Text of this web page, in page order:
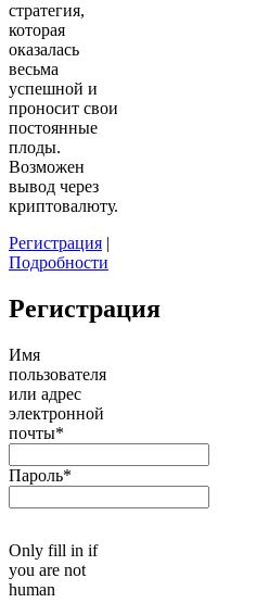
стратегия,
которая
оказалась
весьма
успешной и
проносит свои
постоянные
плоды.
Возможен
вывод через
криптовалюту.
Регистрация
Подробности
Регистрация
Имя
пользователя
или адрес
электронной
почты*
Пароль*
Only fill in if
you are not
human